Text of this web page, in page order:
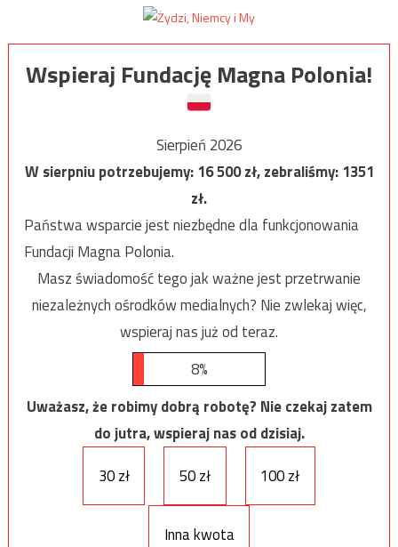
Wspieraj Fundację Magna Polonia!
Sierpień 2026
W sierpniu potrzebujemy:16 500zł, zebraliśmy:1351
zł.
Państwa wsparcie jest niezbędne dla funkcjonowania
Fundacji Magna Polonia.
Masz świadomość tego jak ważne jest przetrwanie
niezależnych ośrodków medialnych? Nie zwlekaj więc,
wspieraj nas już od teraz.
8%
Uważasz, że robimy dobrą robotę? Nie czekaj zatem
do jutra, wspieraj nas od dzisiaj.
30 zł
50 zł 100 zł
Inna kwota